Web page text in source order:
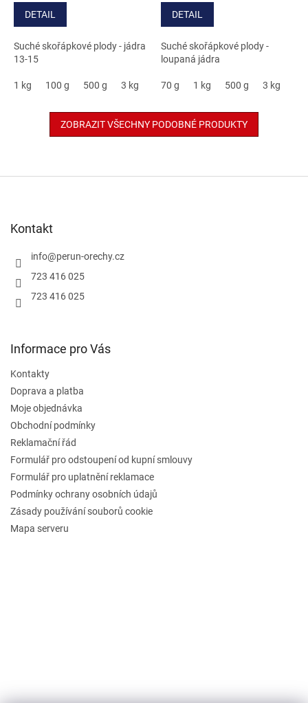
z
hvězdiček.
cena:
DETAIL
Suché skořápkové plody - jádra
13-15
1 kg 100 g 500 g 3 kg 5 kg
z
hvězdiček.
cena:
DETAIL
Suché skořápkové plody -
loupaná jádra
70 g 1 kg 500 g 3 kg
ZOBRAZIT VŠECHNY PODOBNÉ PRODUKTY
Kontakt
info@perun-orechy.cz
723 416 025
723 416 025
Informace pro Vás
Kontakty
Doprava a platba
Moje objednávka
Obchodní podmínky
Reklamační řád
Formulář pro odstoupení od kupní smlouvy
Formulář pro uplatnění reklamace
Podmínky ochrany osobních údajů
Zásady používání souborů cookie
Mapa serveru